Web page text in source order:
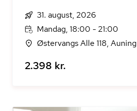
31. august, 2026
Mandag, 18:00 - 21:00
Østervangs Alle 118, Auning
2.398 kr.